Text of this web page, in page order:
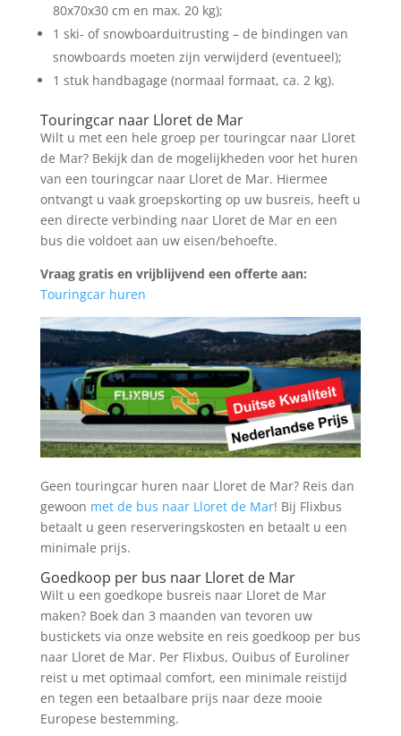
80x70x30 cm en max. 20 kg);
1 ski- of snowboarduitrusting – de bindingen van
snowboards moeten zijn verwijderd (eventueel);
1 stuk handbagage (normaal formaat, ca. 2 kg).
Touringcar naar Lloret de Mar
Wilt u met een hele groep per touringcar naar Lloret
de Mar? Bekijk dan de mogelijkheden voor het huren
van een touringcar naar Lloret de Mar. Hiermee
ontvangt u vaak groepskorting op uw busreis, heeft u
een directe verbinding naar Lloret de Mar en een
bus die voldoet aan uw eisen/behoefte.
Vraag gratis en vrijblijvend een offerte aan:
Touringcar huren
Geen touringcar huren naar Lloret de Mar? Reis dan
gewoon met de bus naar Lloret de Mar! Bij Flixbus
betaalt u geen reserveringskosten en betaalt u een
minimale prijs.
Goedkoop per bus naar Lloret de Mar
Wilt u een goedkope busreis naar Lloret de Mar
maken? Boek dan 3 maanden van tevoren uw
bustickets via onze website en reis goedkoop per bus
naar Lloret de Mar. Per Flixbus, Ouibus of Euroliner
reist u met optimaal comfort, een minimale reistijd
en tegen een betaalbare prijs naar deze mooie
Europese bestemming.